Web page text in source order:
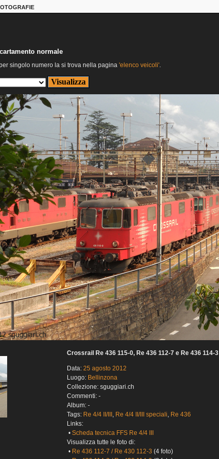
normale
singolo numero la si trova nella pagina 'elenco veicoli'.
Crossrail Re 436 115-0, Re 436 112-7 e Re 436 114-3
Data: 25 agosto 2012
Luogo: Bellinzona
Collezione: sguggiari.ch
Commenti: -
Album: -
Tags: Re 4/4 II/III , Re 4/4 II/III speciali, Re 436
Links:
• Scheda tecnica FFS Re 4/4 III
Visualizza tutte le foto di:
• Re 436 112-7 / Re 430 112-3 (4 foto)